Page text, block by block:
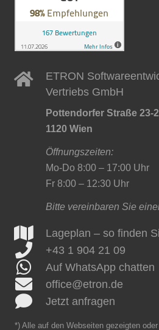
ETRON
Vertriebs GmbH
Pottendorfer Straße 23-
1120 Wien
Öffnungszeiten:
Mo-Do 8:00 – 17:00 Uhr
Fr 8:00 – 12:30 Uhr
Bitte vereinbaren Sie
Lageplan – so finden
+43 1 904 21 09
Auf WhatsApp chatten
office@etron.de
Jetzt anfragen
*) Alle auf den Webseiten gezeigten